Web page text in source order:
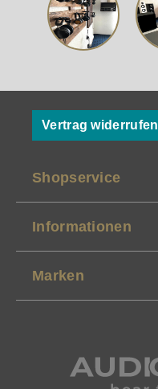
Vertrag widerrufen
Shopservice
Informationen
Marken